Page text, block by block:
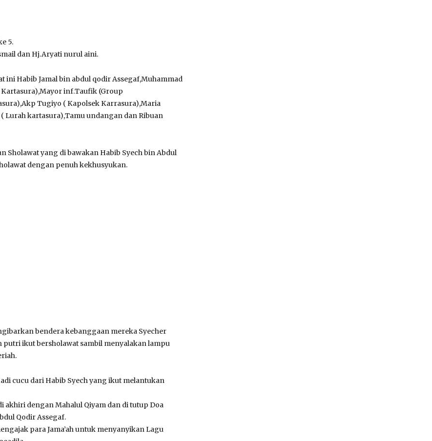
5.
dan Hj.Aryati nurul aini.
ini Habib Jamal bin abdul qodir Assegaf,Muhammad
inf.Taufik (Group
Tugiyo ( Kapolsek Karrasura),Maria
Lurah kartasura),Tamu undangan dan Ribuan
Sholawat yang di bawakan Habib Syech bin Abdul
dengan penuh kekhusyukan.
bendera kebanggaan mereka Syecher
putri ikut bersholawat sambil menyalakan lampu
cucu dari Habib Syech yang ikut melantukan
akhiri dengan Mahalul Qiyam dan di tutup Doa
Qodir Assegaf.
para Jama’ah untuk menyanyikan Lagu